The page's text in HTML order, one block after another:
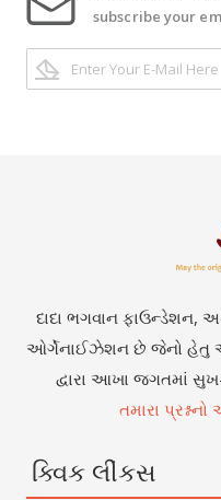
subscribe your
દાદા ભગવાન ફાઉન્ડેશન,
ઓર્ગેનાઈઝેશન છે જેનો હેતુ
દ્વારા આખા જગતમાં
તમારા
ક્વિક લીંકસ